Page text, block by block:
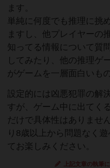
ます。
単純に何度でも推理に挑
ますし、他プレイヤーの
知ってる情報について質
してみたり、他の推理ゲ
がゲームを一層面白いも
設定的には凶悪犯罪の解
すが、ゲーム中に出てく
だけで具体性はありませ
り8歳以上から問題なく
てお楽しみください。
上記文章の執筆